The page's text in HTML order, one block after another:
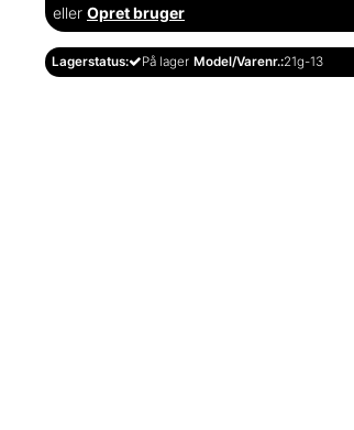
eller Opret bruger
Lagerstatus: På lager Model/Varenr.:21g-13